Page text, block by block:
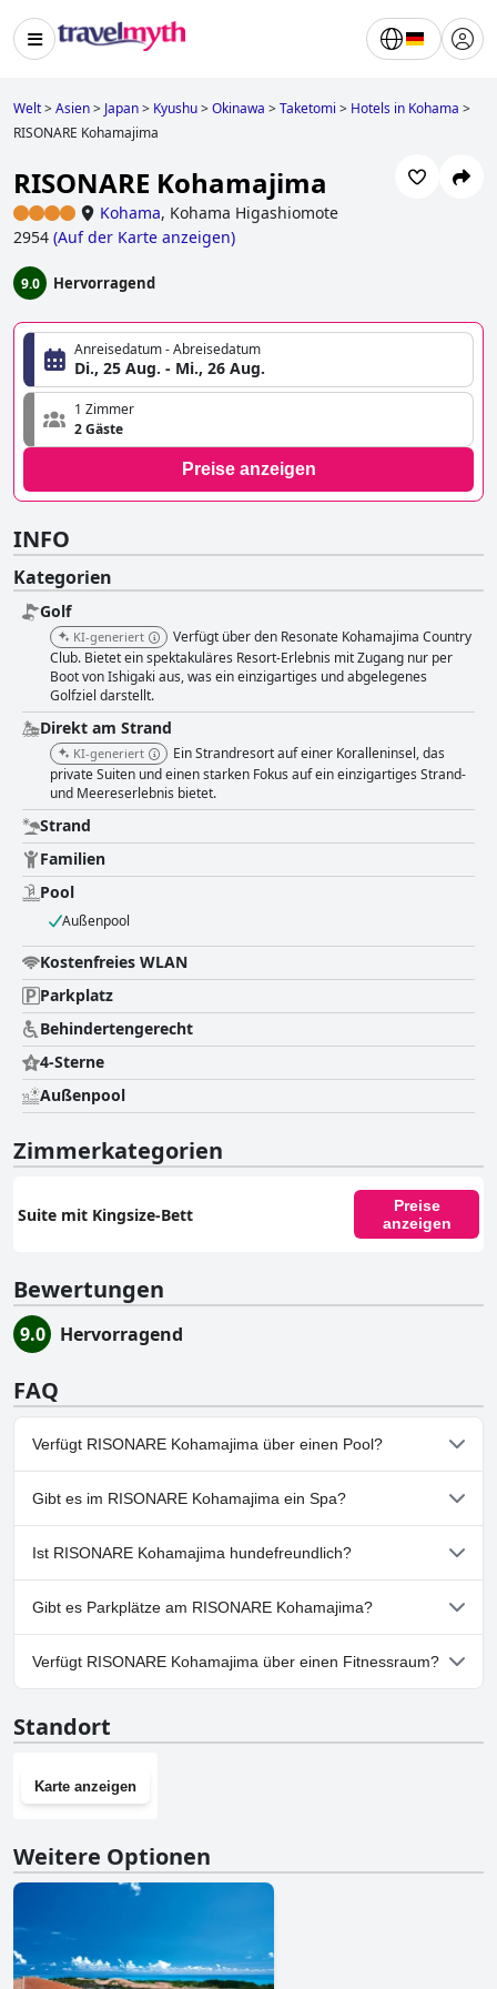
Welt>Asien> Japan> Kyushu>Okinawa >Taketomi > Hotels in Kohama >
RISONARE Kohamajima
RISONARE Kohamajima
Kohama, Kohama Higashiomote
2954 (Auf der Karte anzeigen)
9.0 Hervorragend
Anreisedatum - Abreisedatum
Di., 25 Aug. - Mi., 26 Aug.
1 Zimmer
2 Gäste
Preise anzeigen
INFO
Kategorien
Golf
KI-generiert
Verfügt über den Resonate Kohamajima Country
Club. Bietet ein spektakuläres Resort-Erlebnis mit Zugang nur per
Boot von Ishigaki aus, was ein einzigartiges und abgelegenes
Golfziel darstellt.
Direkt am Strand
KI-generiert
Ein Strandresort auf einer Koralleninsel, das
private Suiten und einen starken Fokus auf ein einzigartiges Strand-
und Meereserlebnis bietet.
Strand
Familien
Pool
Außenpool
Kostenfreies WLAN
Parkplatz
Behindertengerecht
4-Sterne
Außenpool
Zimmerkategorien
Suite mit Kingsize-Bett
Preise
anzeigen
Bewertungen
9.0 Hervorragend
FAQ
Verfügt RISONARE Kohamajima über einen Pool?
Ja, RISONARE Kohamajima hat Pools, die zu einer oder mehreren
der folgenden Kategorien gehören: Außenpool.
Gibt es im RISONARE Kohamajima ein Spa?
Nein, ein Spa ist im RISONARE Kohamajima nicht vorhanden.
Ist RISONARE Kohamajima hundefreundlich?
Nein, RISONARE Kohamajima erlaubt keine Hunde.
Gibt es Parkplätze am RISONARE Kohamajima?
Ja, Parkmöglichkeiten sind im RISONARE Kohamajima
vorhanden.
Verfügt RISONARE Kohamajima über einen Fitnessraum?
Standort
Karte anzeigen
Weitere Optionen